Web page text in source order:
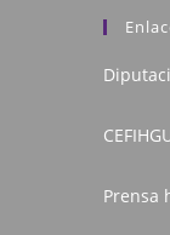
Prensa